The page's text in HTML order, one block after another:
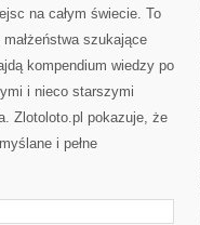
na całym świecie. To
szukające
kompendium wiedzy po
i nieco starszymi
Zlotoloto.pl pokazuje, że
i pełne